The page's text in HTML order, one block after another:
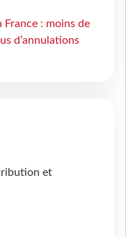
France : moins de
d’annulations
et